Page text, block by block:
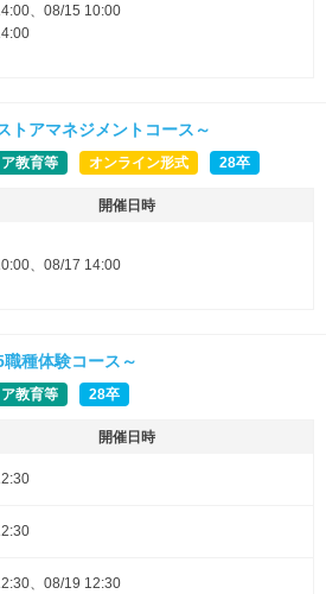
、08/15 10:00
アマネジメントコース～
教育等 オンライン形式 28卒
開催日時
、08/17 14:00
種体験コース～
教育等 28卒
開催日時
、08/19 12:30